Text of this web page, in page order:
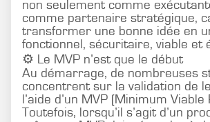
non seulement comme
comme partenaire stratégique,
transformer une bonne idée en
fonctionnel, sécuritaire, viable et
⚙️ Le MVP n’est que le début
Au démarrage, de nombreuses
concentrent sur la validation de
l’aide d’un MVP (Minimum Viable
Toutefois, lorsqu’il s’agit d’un